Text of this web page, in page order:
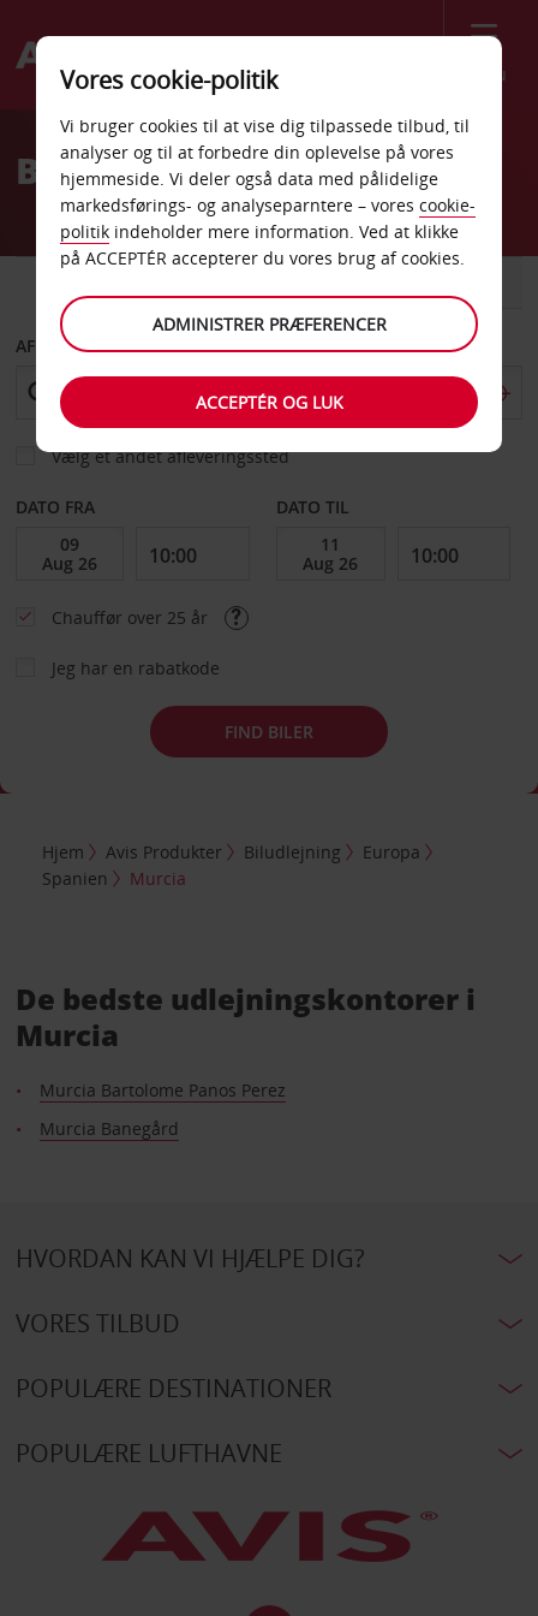
Menu
Welcome
AvisBilleje Murcia
AFHENT FRA
Vælg et andet afleveringssted
DATO FRA DATO TIL
Chauffør over 25 år
Jeg har en rabatkode
FIND BILER
Hjem Avis Produkter Biludlejning
Europa
Spanien
Murcia
De bedste udlejningskontorer i
Murcia
Murcia Bartolome Panos Perez
Murcia Banegård
HVORDAN KAN VI HJÆLPE DIG?
VORES TILBUD
POPULÆRE DESTINATIONER
POPULÆRE LUFTHAVNE
Vores cookie-politik
Vi bruger cookies til at vise dig tilpassede tilbud, til
analyser og til at forbedre din oplevelse på vores
hjemmeside. Vi deler også data med pålidelige
markedsførings- og analyseparntere – vores cookie-
politik indeholder mere information. Ved at klikke
på ACCEPTÉR accepterer du vores brug af cookies.
ADMINISTRER PRÆFERENCER
ACCEPTÉR OG LUK